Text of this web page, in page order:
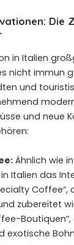
Die
in Italien
nicht immun
und
und neue
Ähnlich wie
Italien das
Coffee“,
zubereitet
exotische